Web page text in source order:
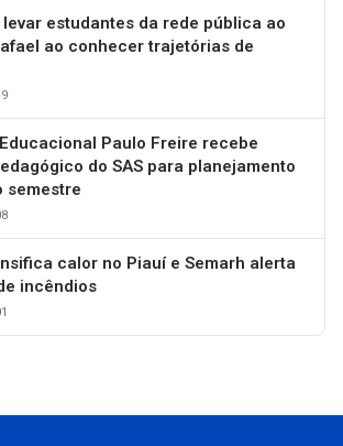
levar estudantes da rede pública ao
ao conhecer trajetórias de
Paulo Freire recebe
do SAS para planejamento
semestre
calor no Piauí e Semarh alerta
incêndios